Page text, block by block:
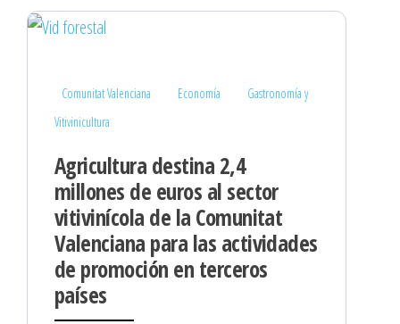
Comunitat Valenciana Economía
Gastronomía y
Vitivinicultura
Agricultura destina 2,4
millones de euros al sector
vitivinícola de la Comunitat
Valenciana para las actividades
de promoción en terceros
países